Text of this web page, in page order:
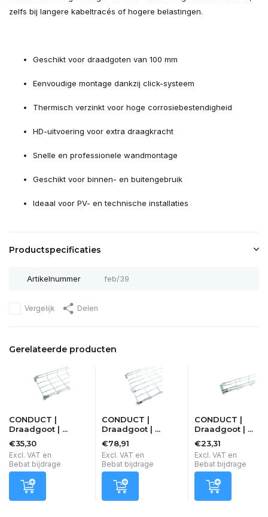
zelfs bij langere kabeltracés of hogere belastingen.
Geschikt voor draadgoten van 100 mm
Eenvoudige montage dankzij click-systeem
Thermisch verzinkt voor hoge corrosiebestendigheid
HD-uitvoering voor extra draagkracht
Snelle en professionele wandmontage
Geschikt voor binnen- en buitengebruik
Ideaal voor PV- en technische installaties
Productspecificaties
Artikelnummer feb/39
Vergelijk Delen
Gerelateerde producten
CONDUCT |
Draadgoot | ...
€35,30
Excl. VAT en
Bebat bijdrage
CONDUCT |
Draadgoot | ...
€78,91
Excl. VAT en
Bebat bijdrage
CONDUCT |
Draadgoot | ...
€23,31
Excl. VAT en
Bebat bijdrage